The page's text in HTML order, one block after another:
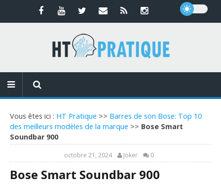
Vous êtes ici : HT Pratique >> Barres de son Bose: Top 10
des meilleurs modèles de la marque >> Bose Smart
Soundbar 900
octobre 21, 2024 Joker 0
Bose Smart Soundbar 900